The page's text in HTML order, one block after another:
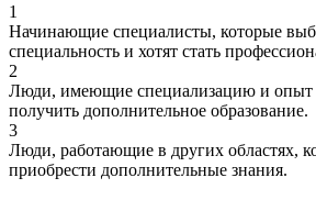
1
Начинающие специалисты, которые
специальность и хотят стать
2
Люди, имеющие специализацию и
получить дополнительное образование.
3
Люди, работающие в других областях,
приобрести дополнительные знания.